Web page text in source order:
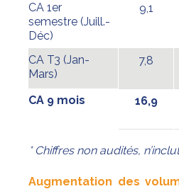
CA 1er
semestre (Juill.-
Déc)
9,1
CA T3 (Jan-
Mars)
7,8
CA 9 mois 16,9
* Chiffres non audités,
Augmentation des